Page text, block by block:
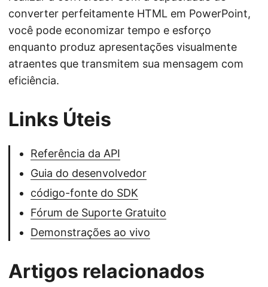
converter perfeitamente HTML em PowerPoint,
você pode economizar tempo e esforço
enquanto produz apresentações visualmente
atraentes que transmitem sua mensagem com
eficiência.
Links Úteis
Referência da API
Guia do desenvolvedor
código-fonte do SDK
Fórum de Suporte Gratuito
Demonstrações ao vivo
Artigos relacionados